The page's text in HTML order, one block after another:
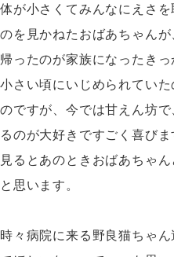
体が小さくてみんなにえさ
のを見かねたおばあちゃん
帰ったのが家族になったきっ
小さい頃にいじめられてい
のですが、今では甘えん坊
るのが大好きですごく喜び
見るとあのときおばあちゃ
と思います。
時々病院に来る野良猫ちゃ